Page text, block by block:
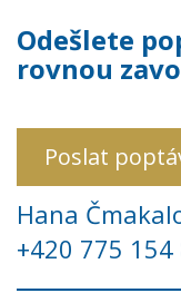
Odešlete
rovnou
Poslat
Hana
+420 775 154